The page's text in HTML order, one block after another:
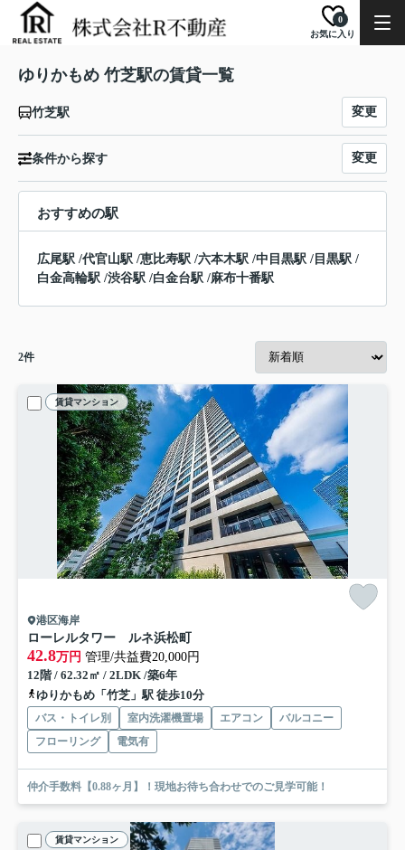
お気に入り
0
ゆりかもめ 竹芝駅の賃貸一覧
竹芝駅 変更
条件から探す 変更
おすすめの駅
広尾駅 /代官山駅 /恵比寿駅 /六本木駅 /中目黒駅 / 目黒駅 /
白金高輪駅 /渋谷駅 /白金台駅 /麻布十番駅
2件
賃貸マンション
港区海岸
ローレルタワー ルネ浜松町
42.8万円 管理/共益費20,000円
12階 / 62.32㎡ / 2LDK /築6年
ゆりかもめ「竹芝」駅 徒歩10分
バス・トイレ別 室内洗濯機置場 エアコン
バルコニー
フローリング
電気有
仲介手数料【0.88ヶ月】！現地お待ち合わせでのご見学可能！
賃貸マンション